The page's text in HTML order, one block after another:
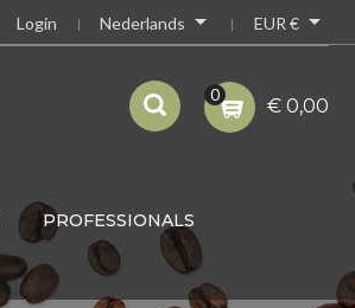
EUR € 
Nederlands 
Login
0 € 0,00
PROFESSIONALS